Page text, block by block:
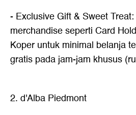
- Exclusive Gift & Sweet
merchandise seperti Card
Koper untuk minimal belanja
gratis pada jam-jam khusus
2. d'Alba Piedmont